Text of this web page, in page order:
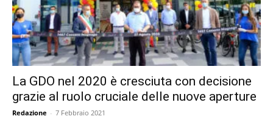
La GDO nel 2020 è cresciuta con decisione
grazie al ruolo cruciale delle nuove aperture
Redazione - 7 Febbraio 2021